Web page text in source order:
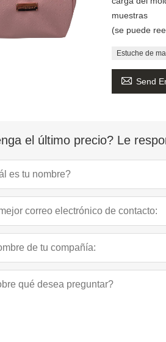
muestras
(se puede
Estuche de
 Send
el último precio? Le